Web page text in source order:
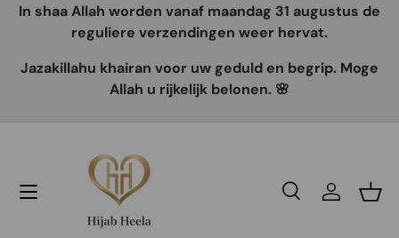
In shaa Allah worden vanaf maandag 31 augustus de
reguliere verzendingen weer hervat.
Jazakillahu khairan voor uw geduld en begrip. Moge
Allah u rijkelijk belonen. 🌸
Recherche
Se